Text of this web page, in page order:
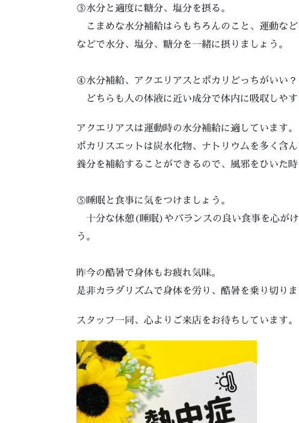
③水分と適度に糖分、塩分を摂る。
こまめな水分補給はらもちろんのこと、運動な
などで水分、塩分、糖分を一緒に摂りましょう。
④水分補給、アクエリアスとポカリどっちがいい？
どちらも人の体液に近い成分で体内に吸収しやす
アクエリアスは運動時の水分補給に適しています。
ポカリスエットは炭水化物、ナトリウムを多く含
養分を補給することができるので、風邪をひいた時
⑤睡眠と食事に気をつけましょう。
十分な休憩(睡眠)やバランスの良い食事を心が
う。
昨今の酷暑で身体もお疲れ気味。
是非カラダリズムで身体を労り、酷暑を乗り切りま
スタッフ一同、心よりご来店をお待ちしています。